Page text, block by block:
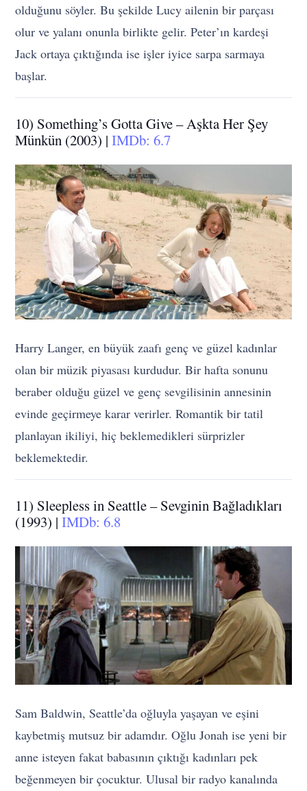
olduğunu söyler. Bu şekilde Lucy ailenin bir parçası
olur ve yalanı onunla birlikte gelir. Peter’ın kardeşi
Jack ortaya çıktığında ise işler iyice sarpa sarmaya
başlar.
10) Something’s Gotta Give – Aşkta Her Şey
Münkün (2003) |IMDb: 6.7
Harry Langer, en büyük zaafı genç ve güzel kadınlar
olan bir müzik piyasası kurdudur. Bir hafta sonunu
beraber olduğu güzel ve genç sevgilisinin annesinin
evinde geçirmeye karar verirler. Romantik bir tatil
planlayan ikiliyi, hiç beklemedikleri sürprizler
beklemektedir.
11) Sleepless in Seattle – Sevginin Bağladıkları
(1993) |IMDb: 6.8
Sam Baldwin, Seattle’da oğluyla yaşayan ve eşini
kaybetmiş mutsuz bir adamdır. Oğlu Jonah ise yeni bir
anne isteyen fakat babasının çıktığı kadınları pek
beğenmeyen bir çocuktur. Ulusal bir radyo kanalında